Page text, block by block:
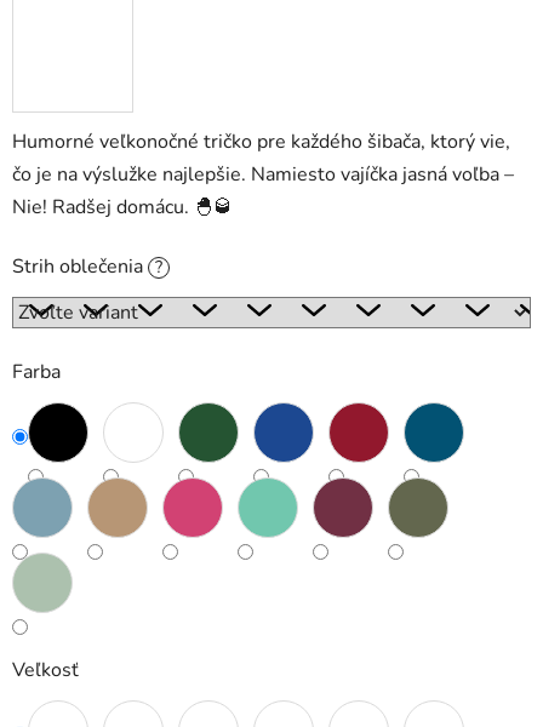
Humorné veľkonočné tričko pre každého šibača, ktorý vie,
čo je na výslužke najlepšie. Namiesto vajíčka jasná voľba –
Nie! Radšej domácu. 🐣🥃
Strih oblečenia ?
Farba
Veľkosť